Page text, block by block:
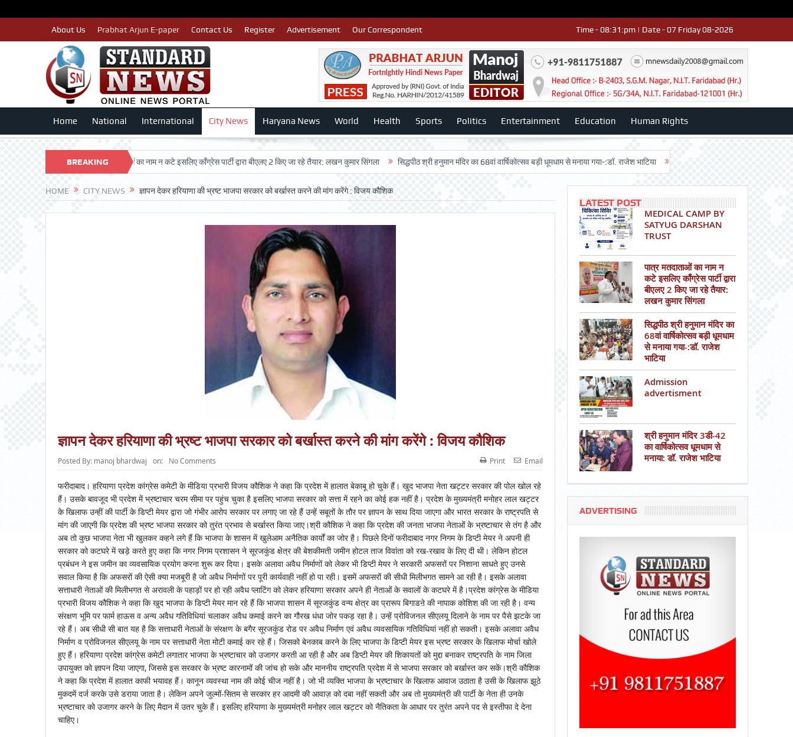
About Us Prabhat Arjun E-paper Contact Us Register Advertisement Our Correspondent Time - 08:31:pm | Date - 07 Friday 08-2026
Home National International City News Haryana News World Health Sports Politics Entertainment Education Human Rights
BREAKING
NEWS
TRUST पात्र मतदाताओं का नाम न कटे इसलिए काँग्रेस पार्टी द्वारा बीएलए 2 किए जा रहे तैयार: लखन कुमार सिंगला सिद्धपीठ श्री हनुमान मंदिर का 68वां वार्षिकोत्सव बड़ी धूमधाम से मनाया गया-:डॉ. राजेश भाटिया Admission advertisment श्री हनुमान
HOME CITY NEWS ज्ञापन देकर हरियाणा की भ्रष्ट भाजपा सरकार को बर्खास्त करने की मांग करेंगे : विजय कौशिक
ज्ञापन देकर हरियाणा की भ्रष्ट भाजपा सरकार को बर्खास्त करने की मांग करेंगे : विजय कौशिक
Posted By: manoj bhardwaj on: No Comments Print Email
फरीदाबाद। हरियाणा प्रदेश कांग्रेस कमेटी के मीडिया प्रभारी विजय कौशिक ने कहा कि प्रदेश में हालात बेकाबू हो चुके हैं। खुद भाजपा नेता खट्टर सरकार की पोल खोल रहे
हैं। उसके बावजूद भी प्रदेश में भ्रष्टाचार चरम सीमा पर पहुंच चुका है इसलिए भाजपा सरकार को सत्ता में रहने का कोई हक नहीं है। प्रदेश के मुख्यमंत्री मनोहर लाल खट्टर
के खिलाफ उन्हीं की पार्टी के डिप्टी मेयर द्वारा जो गंभीर आरोप सरकार पर लगाए जा रहे हैं उन्हें सबूतों के तौर पर ज्ञापन के साथ दिया जाएगा और भारत सरकार के राष्ट्रपति से
मांग की जाएगी कि प्रदेश की भ्रष्ट भाजपा सरकार को तुरंत प्रभाव से बर्खास्त किया जाए।श्री कौशिक ने कहा कि प्रदेश की जनता भाजपा नेताओं के भ्रष्टाचार से तंग है और
अब तो कुछ भाजपा नेता भी खुलकर कहने लगे हैं कि भाजपा के शासन में खुलेआम अनैतिक कार्यों का जोर है। पिछले दिनों फरीदाबाद नगर निगम के डिप्टी मेयर ने अपनी ही
सरकार को कटघरे में खड़े करते हुए कहा कि नगर निगम प्रशासन ने सूरजकुंड क्षेत्र की बेशकीमती जमीन होटल ताज विवांता को रख-रखाव के लिए दी थी। लेकिन होटल
प्रबंधन ने इस जमीन का व्यवसायिक प्रयोग करना शुरू कर दिया। इसके अलावा अवैध निर्माणों को लेकर भी डिप्टी मेयर ने सरकारी अफसरों पर निशाना साधते हुए उनसे
सवाल किया है कि अफसरों की ऐसी क्या मजबूरी है जो अवैध निर्माणों पर पूरी कार्यवाही नहीं हो पा रही। इसमें अफसरों की सीधी मिलीभगत सामने आ रही है। इसके अलावा
सत्ताधारी नेताओं की मिलीभगत से अरावली के पहाड़ों पर हो रही अवैध प्लाटिंग को लेकर हरियाणा सरकार अपने ही नेताओं के सवालों के कटघरे में है।प्रदेश कांग्रेस के मीडिया
प्रभारी विजय कौशिक ने कहा कि खुद भाजपा के डिप्टी मेयर मान रहे हैं कि भाजपा शासन में सूरजकुंड वन्य क्षेत्र का प्रारूप बिगाडऩे की नापाक कोशिश की जा रही है। वन्य
संरक्षण भूमि पर फार्म हाऊस व अन्य अवैध गतिविधियां चलाकर अवैध कमाई करने का गौरख धंधा जोर पकड़ रहा है। उन्हें प्रोविजनल सीएलयू दिलाने के नाम पर पैसे झटके जा
रहे हैं। अब सीधी सी बात यह है कि सत्ताधारी नेताओं के संरक्षण के बगैर सूरजकुंड रोड पर अवैध निर्माण एवं अवैध व्यवसायिक गतिविधियां नहीं हो सकती। इसके अलावा अवैध
निर्माण व प्रोविजनल सीएलयू के नाम पर सत्ताधारी नेता मोटी कमाई कर रहे हैं। जिसको बेनकाब करने के लिए भाजपा के डिप्टी मेयर इस भ्रष्ट सरकार के खिलाफ मोर्चा खोले
हुए हैं। हरियाणा प्रदेश कांग्रेस कमेटी लगातार भाजपा के भ्रष्टाचार को उजागर करती आ रही है और अब डिप्टी मेयर की शिकायतों को मुद्दा बनाकर राष्ट्रपति के नाम जिला
उपायुक्त को ज्ञापन दिया जाएगा, जिससे इस सरकार के भ्रष्ट कारनामों की जांच हो सके और माननीय राष्ट्रपति प्रदेश में से भाजपा सरकार को बर्खास्त कर सकें।श्री कौशिक
ने कहा कि प्रदेश में हालात काफी भयावह हैं। कानून व्यवस्था नाम की कोई चीज नहीं है। जो भी व्यक्ति भाजपा के भ्रष्टाचार के खिलाफ आवाज उठाता है उसी के खिलाफ झूठे
मुकदमें दर्ज करके उसे डराया जाता है। लेकिन अपने जुल्मों-सितम से सरकार हर आदमी की आवाज़ को दबा नहीं सकती और अब तो मुख्यमंत्री की पार्टी के नेता ही उनके
भ्रष्टाचार को उजागर करने के लिए मैदान में उतर चुके हैं। इसलिए हरियाणा के मुख्यमंत्री मनोहर लाल खट्टर को नैतिकता के आधार पर तुरंत अपने पद से इस्तीफा दे देना
चाहिए।
LATEST POST
MEDICAL CAMP BY
SATYUG DARSHAN
TRUST
पात्र मतदाताओं का नाम न
कटे इसलिए काँग्रेस पार्टी द्वारा
बीएलए 2 किए जा रहे तैयार:
लखन कुमार सिंगला
सिद्धपीठ श्री हनुमान मंदिर का
68वां वार्षिकोत्सव बड़ी धूमधाम
से मनाया गया-:डॉ. राजेश
भाटिया
Admission
advertisment
श्री हनुमान मंदिर 3डी-42
का वार्षिकोत्सव धूमधाम से
मनाया: डॉ. राजेश भाटिया
ADVERTISING